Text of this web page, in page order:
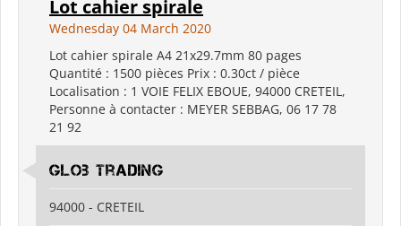
Lot cahier spirale
Wednesday 04 March 2020
Lot cahier spirale A4 21x29.7mm 80 pages
Quantité : 1500 pièces Prix : 0.30ct / pièce
Localisation : 1 VOIE FELIX EBOUE, 94000 CRETEIL,
Personne à contacter : MEYER SEBBAG, 06 17 78
21 92
Glob Trading
94000 - CRETEIL